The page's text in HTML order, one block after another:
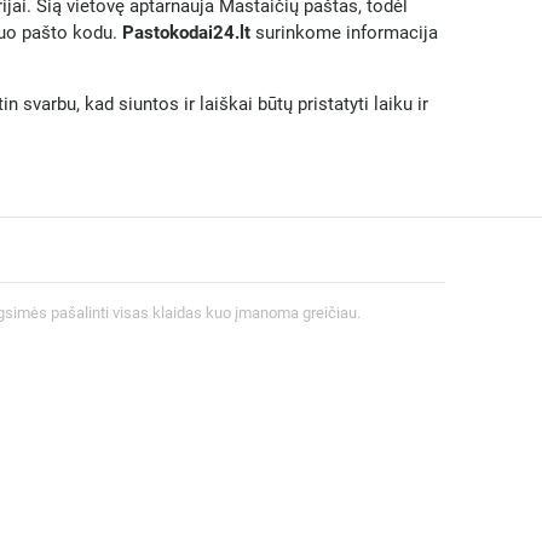
Šią vietovę aptarnauja Mastaičių paštas, todėl
pašto kodu. Pastokodai24.lt surinkome informacija
svarbu, kad siuntos ir laiškai būtų pristatyti laiku ir
pašalinti visas klaidas kuo įmanoma greičiau.